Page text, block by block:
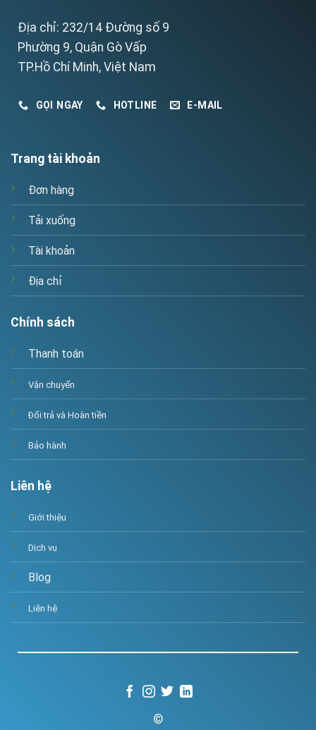
Địa chỉ: 232/14 Đường số 9
Phường 9, Quận Gò Vấp
TP.Hồ Chí Minh, Việt Nam
GỌI NGAY HOTLINE E-MAIL
Trang tài khoản
Đơn hàng
Tải xuống
Tài khoản
Địa chỉ
Chính sách
Thanh toán
Vận chuyển
Đổi trả và Hoàn tiền
Bảo hành
Liên hệ
Giới thiệu
Dịch vụ
Blog
Liên hệ
©